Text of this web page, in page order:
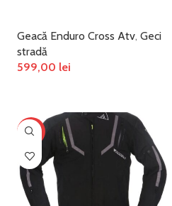
Geacă Enduro Cross Atv, Geci
stradă
599,00 lei
-12%